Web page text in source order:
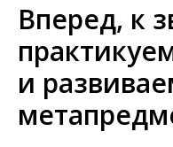
Вперед, к
и